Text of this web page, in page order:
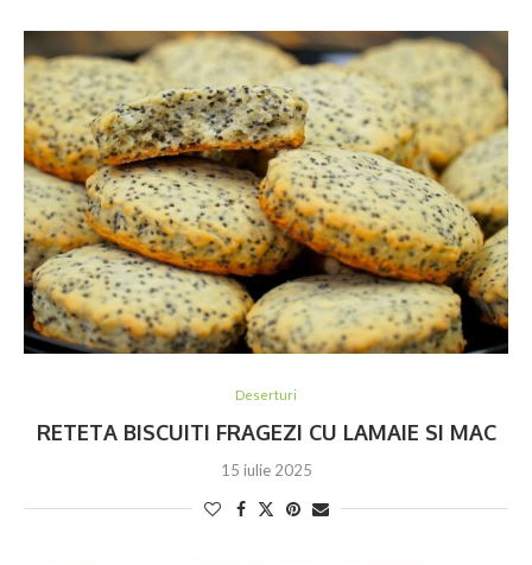
Deserturi
RETETA BISCUITI FRAGEZI CU LAMAIE SI MAC
15 iulie 2025